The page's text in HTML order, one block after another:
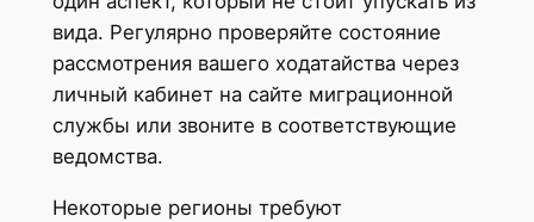
вида. Регулярно проверяйте состояние
рассмотрения вашего ходатайства через
личный кабинет на сайте миграционной
службы или звоните в соответствующие
ведомства.
Некоторые регионы требуют